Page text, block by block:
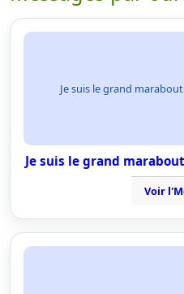
Je suis le grand
Je suis le grand
Voir